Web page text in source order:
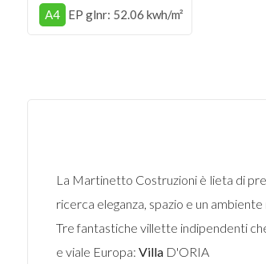
A4
EP glnr: 52.06 kwh/m²
La Martinetto Costruzioni è lieta di
ricerca eleganza, spazio e un
Tre fantastiche villette indipendenti
e viale Europa: VillaD'ORIA